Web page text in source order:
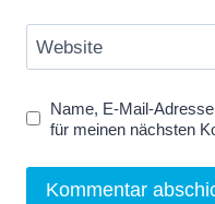
Website
Name, E-Mail-
für meinen nächsten